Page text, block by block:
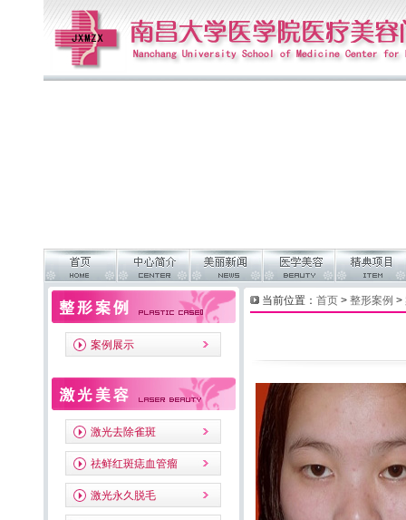
案例展示
激光去除雀斑
祛鲜红斑痣血管瘤
激光永久脱毛
当前位置： 首页> 整形案例 >